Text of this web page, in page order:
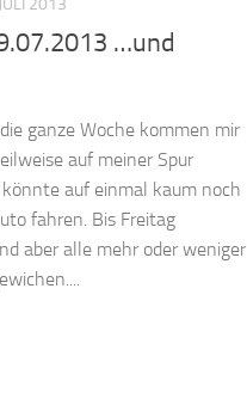
…und
ganze Woche kommen mir
auf meiner Spur
auf einmal kaum noch
fahren. Bis Freitag
aber alle mehr oder weniger